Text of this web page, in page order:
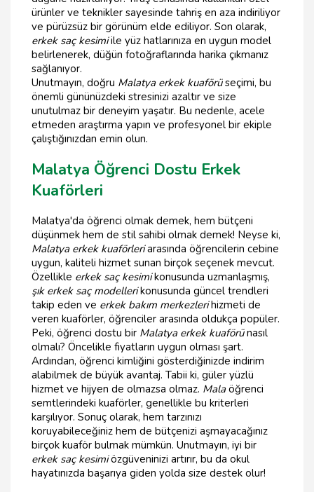
ürünler ve teknikler sayesinde tahriş en aza indiriliyor
ve pürüzsüz bir görünüm elde ediliyor. Son olarak,
erkek saç kesimiile yüz hatlarınıza en uygun model
belirlenerek, düğün fotoğraflarında harika çıkmanız
sağlanıyor.
Unutmayın, doğru Malatya erkek kuaförüseçimi, bu
önemli gününüzdeki stresinizi azaltır ve size
unutulmaz bir deneyim yaşatır. Bu nedenle, acele
etmeden araştırma yapın ve profesyonel bir ekiple
çalıştığınızdan emin olun.
Malatya Öğrenci Dostu Erkek
Kuaförleri
Malatya'da öğrenci olmak demek, hem bütçeni
düşünmek hem de stil sahibi olmak demek! Neyse ki,
Malatya erkek kuaförleriarasında öğrencilerin cebine
uygun, kaliteli hizmet sunan birçok seçenek mevcut.
Özellikle erkek saç kesimikonusunda uzmanlaşmış,
şık erkek saç modellerikonusunda güncel trendleri
takip eden ve erkek bakım merkezlerihizmeti de
veren kuaförler, öğrenciler arasında oldukça popüler.
Peki, öğrenci dostu bir Malatya erkek kuaförünasıl
olmalı? Öncelikle fiyatların uygun olması şart.
Ardından, öğrenci kimliğini gösterdiğinizde indirim
alabilmek de büyük avantaj. Tabii ki, güler yüzlü
hizmet ve hijyen de olmazsa olmaz. Malaöğrenci
semtlerindeki kuaförler, genellikle bu kriterleri
karşılıyor. Sonuç olarak, hem tarzınızı
koruyabileceğiniz hem de bütçenizi aşmayacağınız
birçok kuaför bulmak mümkün. Unutmayın, iyi bir
erkek saç kesimiözgüveninizi artırır, bu da okul
hayatınızda başarıya giden yolda size destek olur!